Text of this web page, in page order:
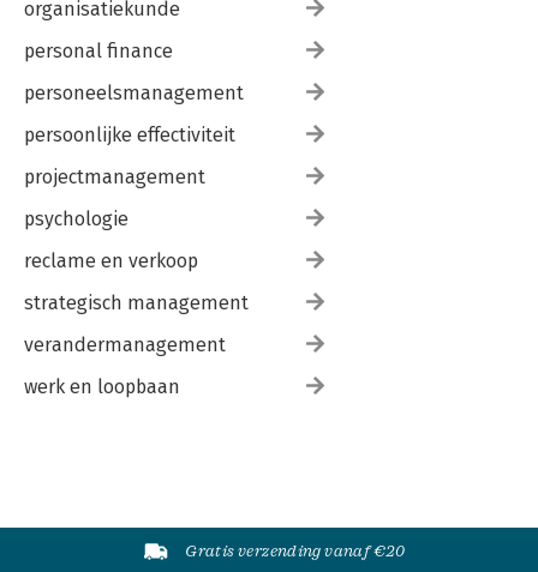
organisatiekunde
personal finance
personeelsmanagement
persoonlijke effectiviteit
projectmanagement
psychologie
reclame en verkoop
strategisch management
verandermanagement
werk en loopbaan
Gratis verzending vanaf €20